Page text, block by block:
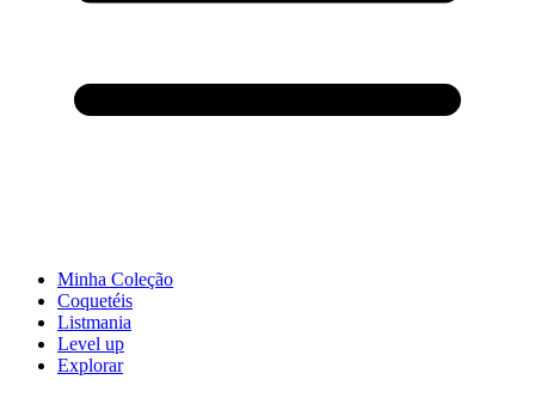
Minha Coleção
Coquetéis
Listmania
Level up
Explorar